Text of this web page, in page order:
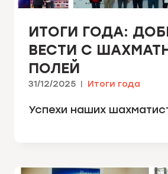
ИТОГИ ГОДА:
ВЕСТИ С
ПОЛЕЙ
31/12/2025 Итоги года
Успехи наших